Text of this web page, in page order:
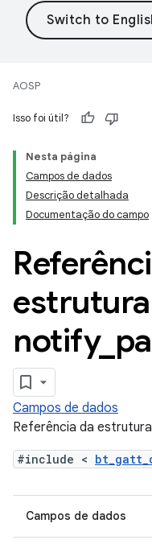
AOSP
Isso foi útil?
Nesta página
Campos de dados
Descrição detalhada
Documentação do campo
notify_
Campos de dados
Referência da
#include <
Campos de dados